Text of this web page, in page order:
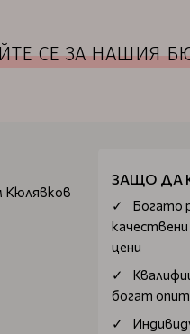
СЕ ЗА НАШИЯ
Кюлявков
ЗАЩО ДА
Богатo
цени
богат